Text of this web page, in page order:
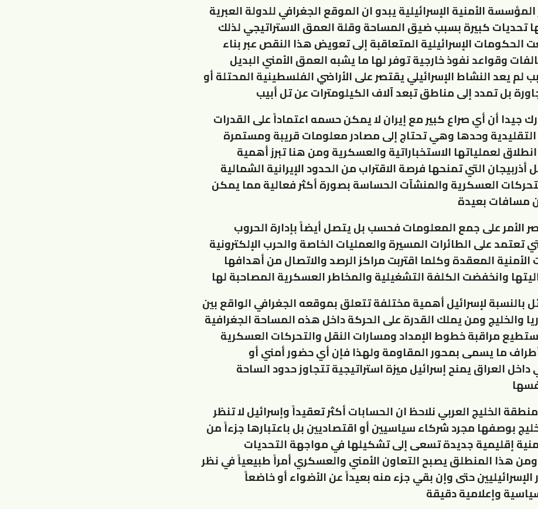
الأمنية الإسرائيلية يبدو ان الموقع الجغرافي للدولة العبرية
تحديات كبيرة بسبب ضيق المساحة وقلة العمق الاستراتيجي لذلك
الحكومات الإسرائيلية المتعاقبة إلى تعويض هذا النقص عبر بناء
وقواعد نفوذ خارجية توفر لها ما يشبه العمق الأمني البديل
لم يعد النشاط الإسرائيلي يقتصر على الأراضي الفلسطينية المحتلة أو
بل تمدد إلى مناطق تبعد آلاف الكيلومترات عن تل أبيب
جيدا أن أي صراع كبير مع إيران لا يمكن حسمه اعتماداً على القدرات
وحدها وهي تحتاج إلى مصادر معلومات قريبة ومستمرة
لعملياتها الاستخباراتية والعسكرية ومن هنا تبرز أهمية
التي تمنحها فرصة الاقتراب من الحدود الإيرانية الشمالية
العسكرية والمنشآت الحساسة بصورة أكثر فعالية مما يمكن
مسافات بعيدة
الأمر على جمع المعلومات فحسب بل يتصل أيضاً بإدارة الحروب
تعتمد على الطائرات المسيرة والعمليات الخاصة والحرب الإلكترونية
الأمنية المعقدة وكلما اقتربت مراكز الرصد والاتصال من أهدافها
وانخفضت الكلفة التشغيلية والمخاطر العسكرية المصاحبة لها
بالنسبة لإسرائيل أهمية مختلفة تتعلق بموقعه الجغرافي الواقع بين
والخليج ومن يملك القدرة على الحركة داخل هذه المساحة الجغرافية
مراقبة خطوط الإمداد ومسارات النقل والتحركات العسكرية
ما يسمى بمحور المقاومة ولهذا فإن أي حضور أمني أو
داخل العراق يمنح إسرائيل ميزة استراتيجية تتجاوز حدود الساحة
الخليج العربي نلاحظ ان الحسابات أكثر تعقيداً وإسرائيل لا تنظر
بوصفها مجرد شركاء سياسيين أو اقتصاديين بل باعتبارها جزءاً من
إقليمية جديدة تسعى إلى تشكيلها في مواجهة التحديات
هذا المنطلق يصبح التعاون الأمني والعسكري أمراً طبيعياً في نظر
الإسرائيليين حتى وإن بقي جزء منه بعيداً عن الأضواء أو خاضعاً
وإعلامية دقيقة